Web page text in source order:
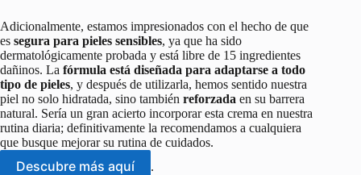
Adicionalmente, estamos impresionados con el hecho de que
es segura para pieles sensibles, ya que ha sido
dermatológicamente probada y está libre de 15 ingredientes
dañinos. La fórmula está diseñada para adaptarse a todo
tipo de pieles, y después de utilizarla, hemos sentido nuestra
piel no solo hidratada, sino también reforzada en su barrera
natural. Sería un gran acierto incorporar esta crema en nuestra
rutina diaria; definitivamente la recomendamos a cualquiera
que busque mejorar su rutina de cuidados.
Descubre más aquí .